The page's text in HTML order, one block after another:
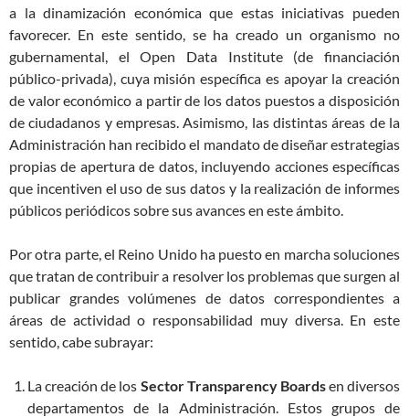
a la dinamización económica que estas iniciativas pueden
favorecer. En este sentido, se ha creado un organismo no
gubernamental, el Open Data Institute (de financiación
público-privada), cuya misión específica es apoyar la creación
de valor económico a partir de los datos puestos a disposición
de ciudadanos y empresas. Asimismo, las distintas áreas de la
Administración han recibido el mandato de diseñar estrategias
propias de apertura de datos, incluyendo acciones específicas
que incentiven el uso de sus datos y la realización de informes
públicos periódicos sobre sus avances en este ámbito.
Por otra parte, el Reino Unido ha puesto en marcha soluciones
que tratan de contribuir a resolver los problemas que surgen al
publicar grandes volúmenes de datos correspondientes a
áreas de actividad o responsabilidad muy diversa. En este
sentido, cabe subrayar:
La creación de los Sector Transparency Boardsen diversos
departamentos de la Administración. Estos grupos de